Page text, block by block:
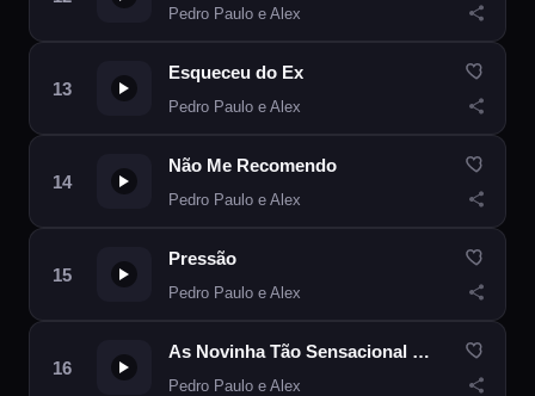
Pedro Paulo e Alex
Esqueceu do Ex
Pedro Paulo e Alex
Não Me Recomendo
Pedro Paulo e Alex
Pressão
Pedro Paulo e Alex
As Novinha Tão Sensacional (Sony Music Live)
Pedro Paulo e Alex